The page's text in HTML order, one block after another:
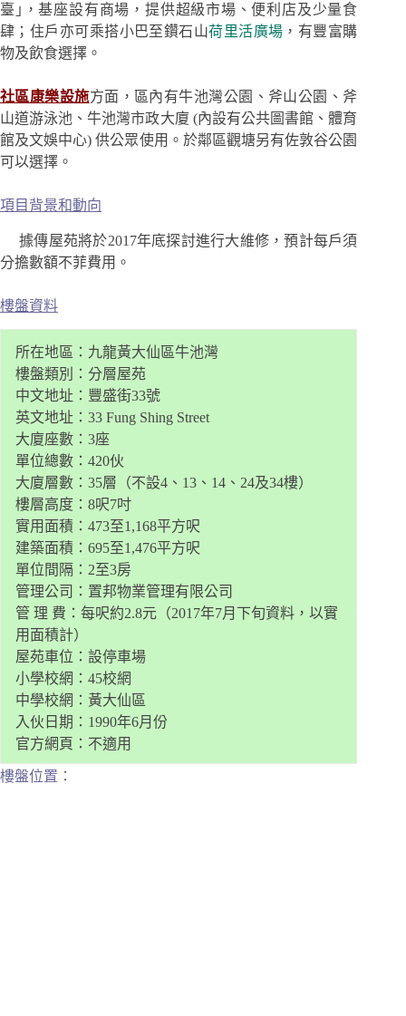
臺｣，基座設有商場，提供超級市場、便利店及少量食
肆；住戶亦可乘搭小巴至鑽石山荷里活廣場 ，有豐富購
物及飲食選擇。
社區康樂設施方面，區內有牛池灣公園、斧山公園、斧
山道游泳池、牛池灣市政大廈 (內設有公共圖書館、體育
館及文娛中心) 供公眾使用。於鄰區觀塘另有佐敦谷公園
可以選擇。
項目背景和動向
據傳屋苑將於2017年底探討進行大維修，預計每戶須
分擔數額不菲費用。
樓盤資料
所在地區：九龍黃大仙區牛池灣
樓盤類別：分層屋苑
中文地址：豐盛街33號
英文地址：33 Fung Shing Street
大廈座數：3座
單位總數：420伙
大廈層數：35層（不設4、13、14、24及34樓）
樓層高度：8呎7吋
實用面積：473至1,168平方呎
建築面積：695至1,476平方呎
單位間隔：2至3房
管理公司：置邦物業管理有限公司
管 理 費：每呎約2.8元（2017年7月下旬資料，以實
用面積計）
屋苑車位：設停車場
小學校網：45校網
中學校網：黃大仙區
入伙日期：1990年6月份
官方網頁：不適用
樓盤位置：